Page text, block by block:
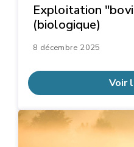
Exploitation
(biologique)
8 décembre 2025
Voir